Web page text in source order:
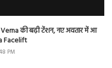
की बढ़ी टेंशन, नए अवतार में आ
Facelift
PM